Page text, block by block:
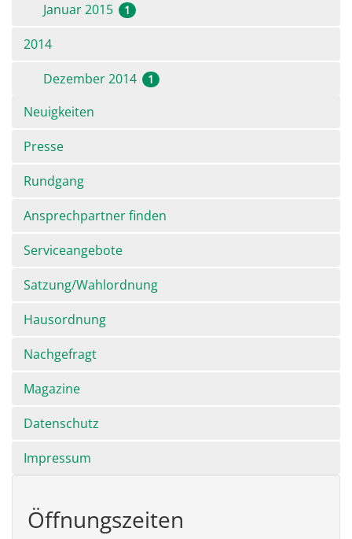
Januar 2015 1
2014
Dezember 2014
1
Navigation
überspringen
Neuigkeiten
Presse
Rundgang
Ansprechpartner finden
Serviceangebote
Satzung/Wahlordnung
Hausordnung
Nachgefragt
Magazine
Datenschutz
Impressum
Öffnungszeiten